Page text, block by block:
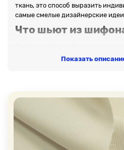
ткань, это способ выразить
самые смелые дизайнерские
Что шьют из
вечерней или торжественной
Разнообразие
ассортименте
В интернет-магазине
видов, это позволяет каждому
Показать